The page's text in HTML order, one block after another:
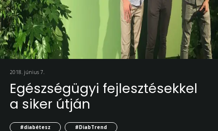
2018. június 7.
Egészségügyi fejlesztésekkel
a siker útján
#diabétesz
#DiabTrend